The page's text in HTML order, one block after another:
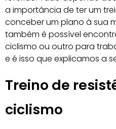
a importância de ter um
conceber um plano à sua
também é possível
ciclismo ou outro para
e é isso que explicamos a
Treino de
ciclismo